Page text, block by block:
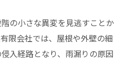
の小さな異変を見逃すことか
限会社では、屋根や外壁の細
入経路となり、雨漏りの原因